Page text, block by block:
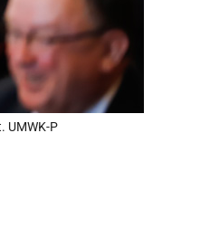
UMWK-P